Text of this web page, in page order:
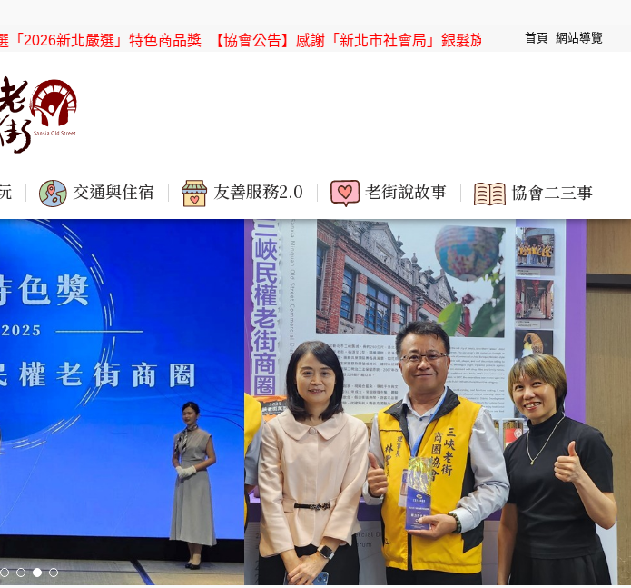
品獎 【協會公告】感謝「新北市社會局」銀髮族節目「高年級超進化」來「三峽老街」取景
首頁 網站導覽
交通與住宿 友善服務2.0 老街說故事 協會二三事